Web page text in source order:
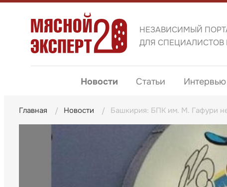
НЕЗАВИСИМЫЙ
ДЛЯ
Новости Статьи Интервью
Главная Новости Башкирия: БПК им. М. Гафури